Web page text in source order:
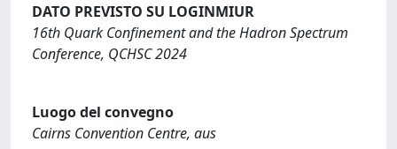
DATO PREVISTO SU LOGINMIUR
16th Quark Confinement and the Hadron Spectrum
Conference, QCHSC 2024
Luogo del convegno
Cairns Convention Centre, aus